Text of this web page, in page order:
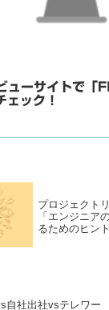
ューサイトで
ェック！
プロジェクト
「エンジニア
るためのヒント
自社出社vsテレワー